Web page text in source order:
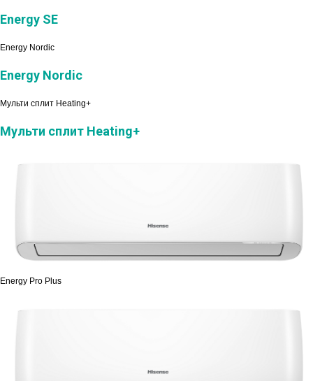
Energy SE
Energy Nordic
Energy Nordic
Мульти сплит Heating+
Мульти сплит Heating+
Energy Pro Plus